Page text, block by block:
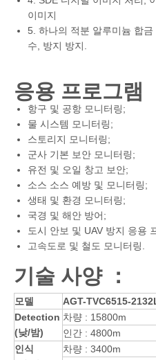
이미지
5. 하나의 적분 알루미늄 합
수, 방지 방지.
응용 프로그램
항구 및 공항 모니터링;
물 시스템 모니터링;
스토리지 모니터링;
군사 기본 보안 모니터링;
유전 및 오일 창고 보안;
소스 소스 예방 및 모니터링;
생태 및 환경 모니터링;
국경 및 해안 방어;
도시 안보 및 UAV 방지 응용
고속도로 및 철도 모니터링.
기술 사양 ：
모델
AGT-TVC6515-
Detection
(낮/밤)
차량 : 15800m
인간 : 4800m
인식
차량 : 3400m